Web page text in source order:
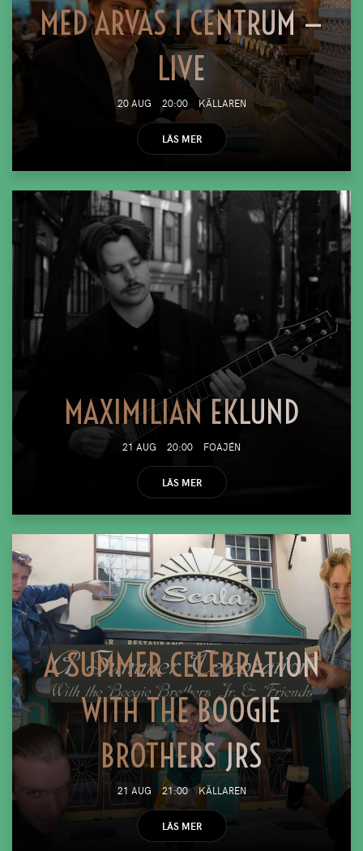
MED ARVAS I CENTRUM —
LIVE
20 AUG 20:00 KÄLLAREN
LÄS MER
MAXIMILIAN EKLUND
21 AUG 20:00 FOAJÉN
LÄS MER
A SUMMER CELEBRATION
WITH THE BOOGIE
BROTHERS JRS
21 AUG 21:00 KÄLLAREN
LÄS MER